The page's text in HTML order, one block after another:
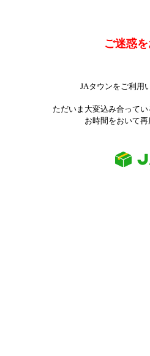
ご迷惑
JAタウンをご利用
ただいま大変込み合って
お時間をおいて